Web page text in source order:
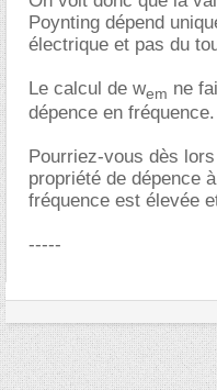
Poynting dépend
électrique et pas du
Le calcul de wem ne
dépence en fréquence.
Pourriez-vous dès
propriété de dépence
fréquence est élevée
-----